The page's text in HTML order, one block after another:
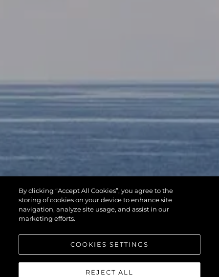
By clicking “Accept All Cookies”, you agree to the
storing of cookies on your device to enhance site
navigation, analyze site usage, and assist in our
marketing efforts.
COOKIES SETTINGS
REJECT ALL